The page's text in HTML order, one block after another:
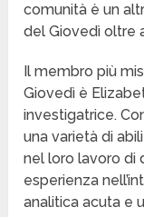
comunità è un
del Giovedì oltre
Il membro più
Giovedì è
investigatrice.
una varietà di
nel loro lavoro di
esperienza
analitica acuta e